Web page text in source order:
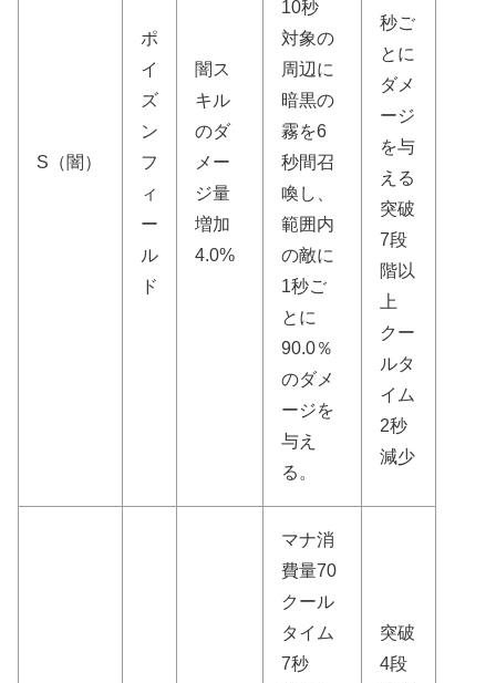
S（闇）
ポ
イ
ズ
ン
フ
ィ
ー
ル
ド
闇ス
キル
のダ
メー
ジ量
増加
4.0%
10秒
対象の
周辺に
暗黒の
霧を6
秒間召
喚し、
範囲内
の敵に
1秒ご
とに
90.0％
のダメ
ージを
与え
る。
秒ご
とに
ダメ
ージ
を与
える
突破
7段
階以
上
クー
ルタ
イム
2秒
減少
マナ消
費量70
クール
タイム
7秒
突破
4段